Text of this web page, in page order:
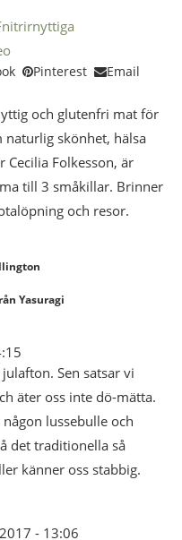
nitrirnyttiga
Pinterest Email
och glutenfri mat för
skönhet, hälsa
Cecilia Folkesson, är
till 3 småkillar. Brinner
och resor.
Yasuragi
Sen satsar vi
äter oss inte dö-mätta.
lussebulle och
det traditionella så
känner oss stabbig.
- 13:06